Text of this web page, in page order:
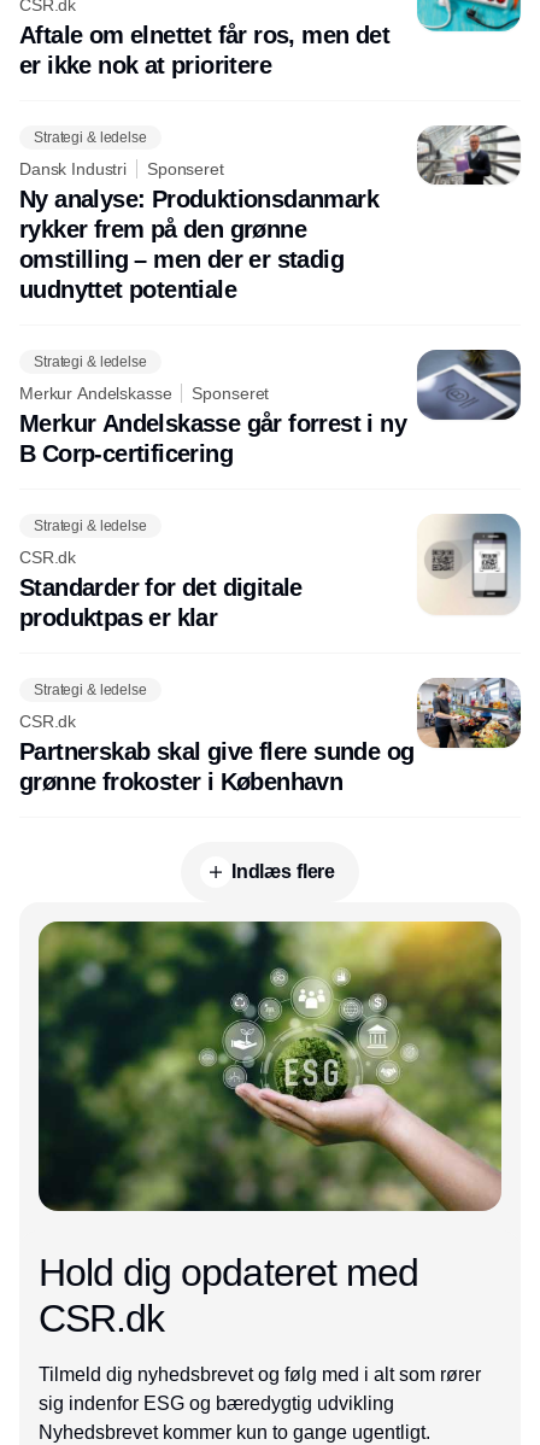
CSR.dk
Aftale om elnettet får ros, men det
er ikke nok at prioritere
Strategi & ledelse
Dansk Industri Sponseret
Ny analyse: Produktionsdanmark
rykker frem på den grønne
omstilling – men der er stadig
uudnyttet potentiale
Strategi & ledelse
Merkur Andelskasse Sponseret
Merkur Andelskasse går forrest i ny
B Corp-certificering
Strategi & ledelse
CSR.dk
Standarder for det digitale
produktpas er klar
Strategi & ledelse
CSR.dk
Partnerskab skal give flere sunde og
grønne frokoster i København
Indlæs flere
Annonce
Hold dig opdateret med
CSR.dk
Tilmeld dig nyhedsbrevet og følg med i alt som rører
sig indenfor ESG og bæredygtig udvikling
Nyhedsbrevet kommer kun to gange ugentligt.